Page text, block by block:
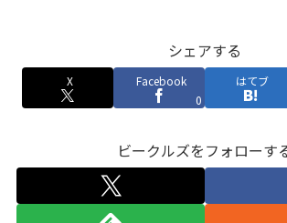
シェアする
X
Facebook
0
はてブ
ビークルズをフォローす